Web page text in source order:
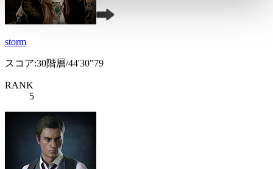
storm
スコア:30階層/44'30"79
RANK
5